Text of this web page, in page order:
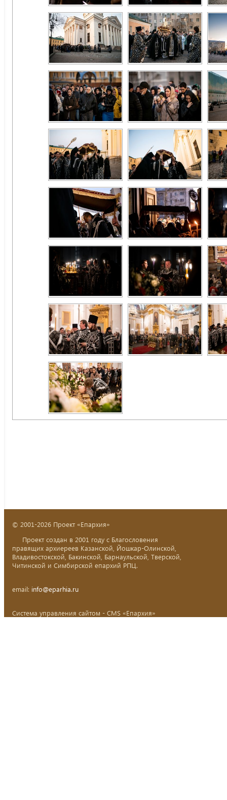
© 2001-2026 Проект «Епархия»
Проект создан в 2001 году с Благословения
правящих архиереев Казанской, Йошкар-Олинской,
Владивостокской, Бакинской, Барнаульской, Тверской,
Читинской и Симбирской епархий РПЦ.
email: info@eparhia.ru
Система управления сайтом - CMS «Епархия»